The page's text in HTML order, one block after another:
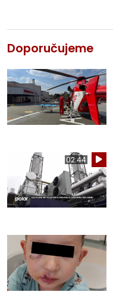
Doporučujeme
02:44